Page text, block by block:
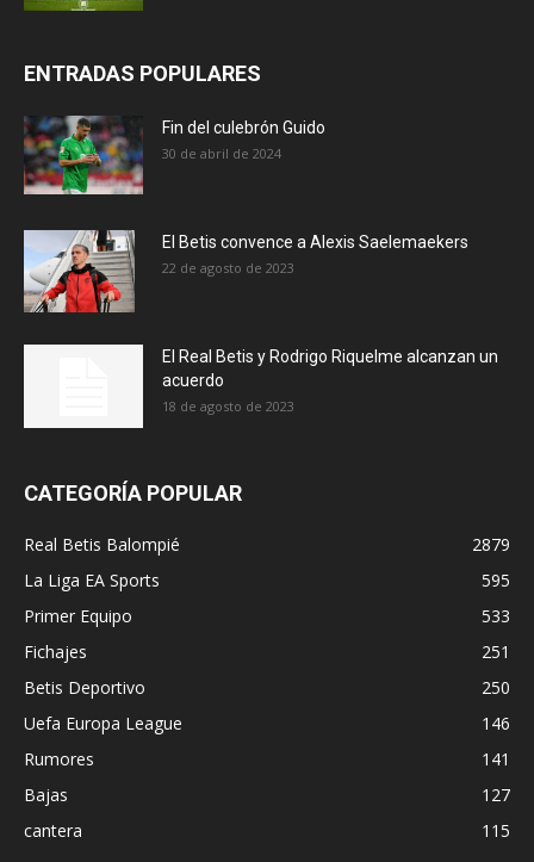
ENTRADAS POPULARES
Fin del culebrón Guido
30 de abril de 2024
El Betis convence a Alexis Saelemaekers
22 de agosto de 2023
El Real Betis y Rodrigo Riquelme alcanzan un
acuerdo
18 de agosto de 2023
CATEGORÍA POPULAR
Real Betis Balompié
2879
La Liga EA Sports
595
Primer Equipo
533
Fichajes
251
Betis Deportivo
250
Uefa Europa League
146
Rumores
141
Bajas
127
cantera
115